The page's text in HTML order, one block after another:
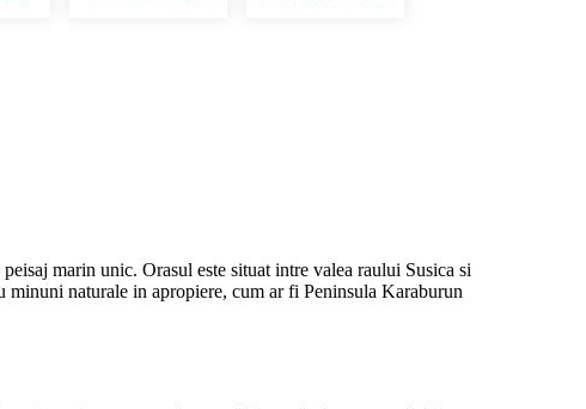
marin unic. Orasul este situat intre valea raului Susica si
naturale in apropiere, cum ar fi Peninsula Karaburun